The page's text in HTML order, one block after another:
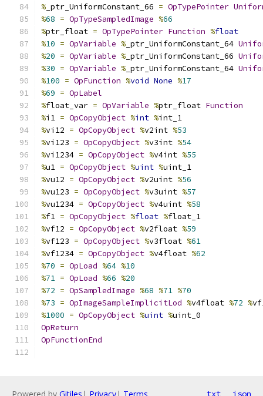
% _ptr_UniformConstant_66 = OpTypePointer
%68 = OpTypeSampledImage %66
%ptr_float = OpTypePointer Function %float
%10 = OpVariable % _ptr_UniformConstant_64
%20 = OpVariable % _ptr_UniformConstant_66
%30 = OpVariable % _ptr_UniformConstant_64
%100 = OpFunction %void None %17
%69 = OpLabel
%float_var = OpVariable %ptr_float Function
%i1 = OpCopyObject %int %int_1
%vi12 = OpCopyObject %v2int %53
%vi123 = OpCopyObject %v3int %54
%vi1234 = OpCopyObject %v4int %55
%u1 = OpCopyObject %uint %uint_1
%vu12 = OpCopyObject %v2uint %56
%vu123 = OpCopyObject %v3uint %57
%vu1234 = OpCopyObject %v4uint %58
%f1 = OpCopyObject %float %float_1
%vf12 = OpCopyObject %v2float %59
%vf123 = OpCopyObject %v3float %61
%vf1234 = OpCopyObject %v4float %62
%70 = OpLoad %64 %10
%71 = OpLoad %66 %20
%72 = OpSampledImage %68 %71 %70
%73 = OpImageSampleImplicitLod %v4float %72 %
%1000 = OpCopyObject %uint %uint_0
OpReturn
OpFunctionEnd
txt json